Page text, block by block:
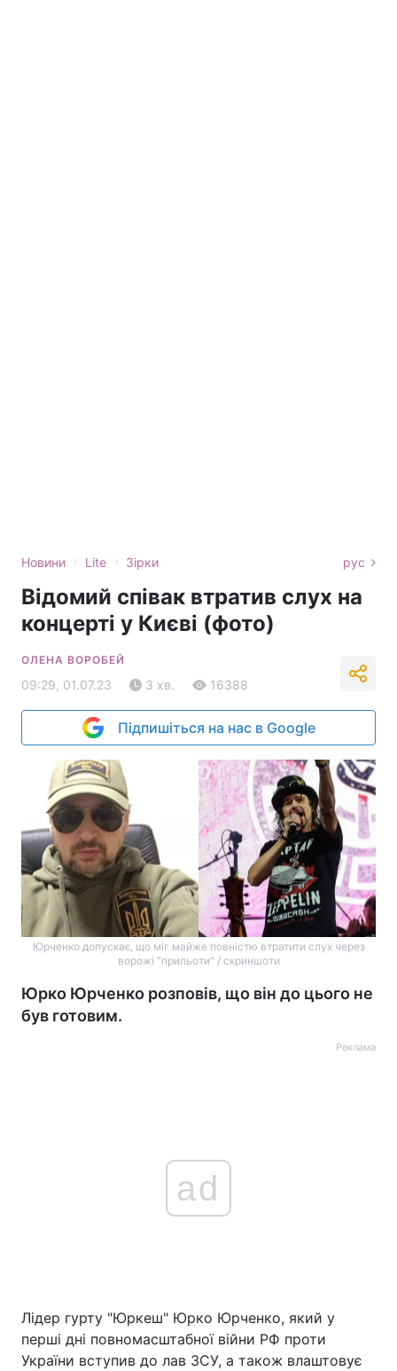
Новини › Lite › Зірки рус
Відомий співак втратив слух на
концерті у Києві (фото)
ОЛЕНА ВОРОБЕЙ
09:29, 01.07.23 3 хв. 16388
Підпишіться на нас в Google
Юрченко допускає, що міг майже повністю втратити слух через
ворожі "прильоти" / скриншоти
Юрко Юрченко розповів, що він до цього не
був готовим.
Реклама
ad
Лідер гурту "Юркеш" Юрко Юрченко, який у
перші дні повномасштабної війни РФ проти
України вступив до лав ЗСУ, а також влаштовує